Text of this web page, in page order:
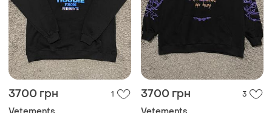
3700 грн 1 3700 грн 3